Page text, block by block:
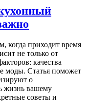
когда приходит время
не только от
качества
моды. Статья поможет
о
жизнь вашему
советы и